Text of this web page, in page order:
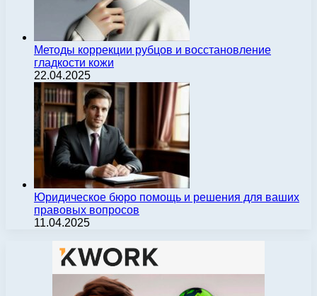
Методы коррекции рубцов и восстановление
гладкости кожи
22.04.2025
Юридическое бюро помощь и решения для ваших
правовых вопросов
11.04.2025